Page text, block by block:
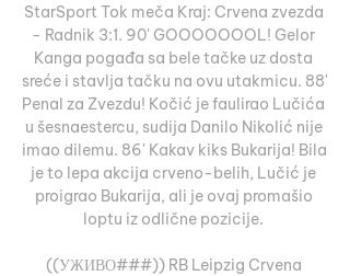
StarSport Tok meča Kraj: Crvena zvezda
- Radnik 3:1. 90' GOOOOOOOL! Gelor
Kanga pogađa sa bele tačke uz dosta
sreće i stavlja tačku na ovu utakmicu. 88'
Penal za Zvezdu! Kočić je faulirao Lučića
u šesnaestercu, sudija Danilo Nikolić nije
imao dilemu. 86' Kakav kiks Bukarija! Bila
je to lepa akcija crveno-belih, Lučić je
proigrao Bukarija, ali je ovaj promašio
loptu iz odlične pozicije.
((УЖИВО###)) RB Leipzig Crvena